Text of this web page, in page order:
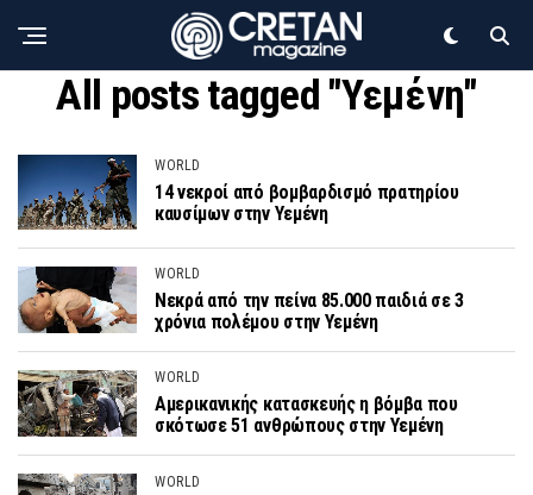
All posts tagged "Υεμένη"
WORLD
14 νεκροί από βομβαρδισμό πρατηρίου
καυσίμων στην Υεμένη
WORLD
Νεκρά από την πείνα 85.000 παιδιά σε 3
χρόνια πολέμου στην Υεμένη
WORLD
Αμερικανικής κατασκευής η βόμβα που
σκότωσε 51 ανθρώπους στην Υεμένη
WORLD